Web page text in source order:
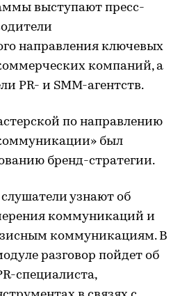
выступают пресс-
направления ключевых
компаний, а
PR- и SMM-агентств.
по направлению
был
бренд-стратегии.
узнают об
коммуникаций и
коммуникациям. В
разговор пойдет об
специалиста,